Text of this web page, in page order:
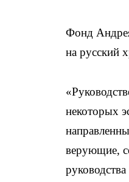
Фонд
на русский
некоторых
верующие,